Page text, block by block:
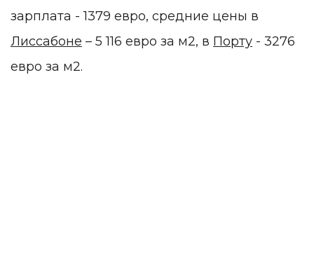
зарплата - 1379 евро, средние цены в
Лиссабоне – 5 116 евро за м2, в Порту - 3276
евро за м2.